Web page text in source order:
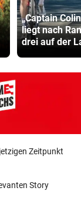
„Captain
liegt nach
drei auf der
Zeitpunkt
Story